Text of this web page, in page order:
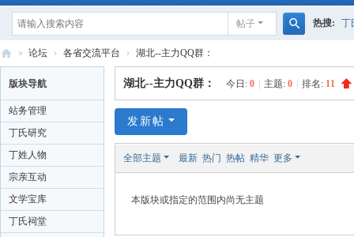
帖子
索
热搜: 丁
华
丁
氏
网
» 论坛 › 各省交流平台 › 湖北--主力QQ群：
版块导航
站务管理
丁氏研究
丁姓人物
宗亲互动
文学宝库
丁氏祠堂
湖北--主力QQ群： 今日: 0 主题: 0 排名: 11
发新帖
全部主题 最新 热门 热帖 精华 更多
本版块或指定的范围内尚无主题